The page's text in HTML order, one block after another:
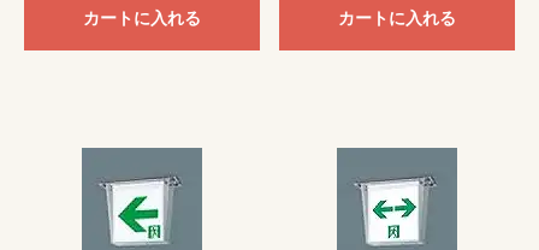
カートに入れる カートに入れる